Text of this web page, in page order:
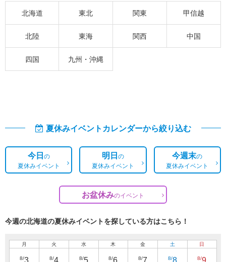
北海道 東北 関東 甲信越
北陸 東海 関西 中国
四国 九州・沖縄
夏休みイベントカレンダーから絞り込む
今日の
夏休みイベント
明日の
夏休みイベント
今週末の
夏休みイベント
お盆休みのイベント
今週の北海道の夏休みイベントを探している方はこちら！
月
8/3
火
8/4
水
8/5
木
8/6
金
8/7
土
8/8
日
8/9